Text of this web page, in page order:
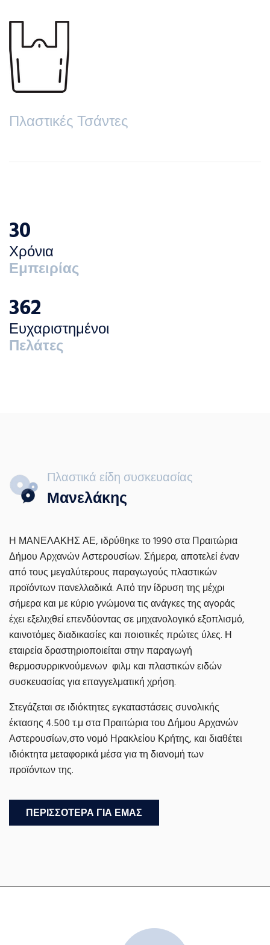
Πλαστικές Τσάντες
34
Χρόνια
Εμπειρίας
400
Ευχαριστημένοι
Πελάτες
Πλαστικά είδη συσκευασίας
Μανελάκης
Η ΜΑΝΕΛΑΚΗΣ ΑΕ, ιδρύθηκε το 1990 στα Πραιτώρια
Δήμου Αρχανών Αστερουσίων. Σήμερα, αποτελεί έναν
από τους μεγαλύτερους παραγωγούς πλαστικών
προϊόντων πανελλαδικά. Από την ίδρυση της μέχρι
σήμερα και με κύριο γνώμονα τις ανάγκες της αγοράς
έχει εξελιχθεί επενδύοντας σε μηχανολογικό εξοπλισμό,
καινοτόμες διαδικασίες και ποιοτικές πρώτες ύλες. Η
εταιρεία δραστηριοποιείται στην παραγωγή
θερμοσυρρικνούμενων φιλμ και πλαστικών ειδών
συσκευασίας για επαγγελματική χρήση.
Στεγάζεται σε ιδιόκτητες εγκαταστάσεις συνολικής
έκτασης 4.500 τ.μ στα Πραιτώρια του Δήμου Αρχανών
Αστερουσίων,στο νομό Ηρακλείου Κρήτης, και διαθέτει
ιδιόκτητα μεταφορικά μέσα για τη διανομή των
προϊόντων της.
ΠΕΡΙΣΣΌΤΕΡΑ ΓΙΑ ΕΜΆΣ